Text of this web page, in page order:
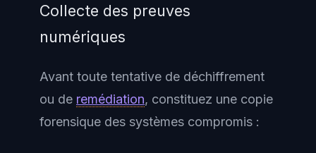
Collecte des preuves
numériques
Avant toute tentative de déchiffrement
ou de remédiation, constituez une copie
forensique des systèmes compromis :